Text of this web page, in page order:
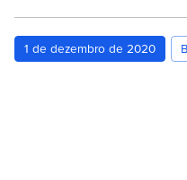
1 de dezembro de 2020